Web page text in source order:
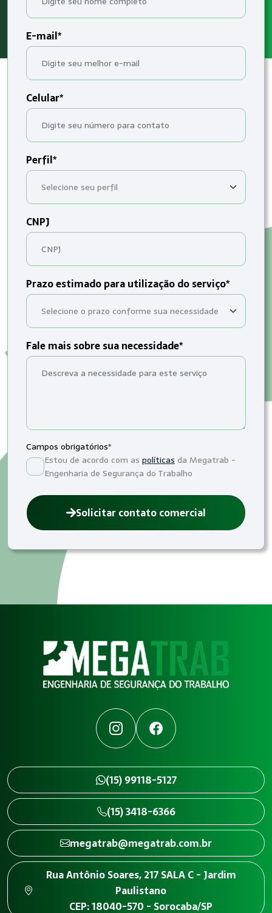
E-mail*
Celular*
Perfil*
CNPJ
Prazo estimado para utilização do serviço*
Fale mais sobre sua necessidade*
Campos obrigatórios*
Estou de acordo com as políticas da Megatrab -
Engenharia de Segurança do Trabalho
Solicitar contato comercial
InstagramFacebook
(15) 99118-5127
(15) 3418-6366
megatrab@megatrab.com.br
Rua Antônio Soares, 217 SALA C - Jardim
Paulistano
CEP: 18040-570 - Sorocaba/SP